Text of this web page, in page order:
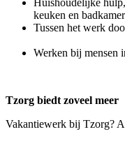
Huishoudelijke
keuken en
Tussen het werk
Werken bij mensen
Tzorg biedt zoveel meer
Vakantiewerk bij Tzorg?